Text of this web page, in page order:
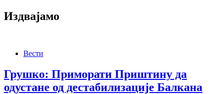
Издвајамо
Вести
Грушко: Приморати Приштину да
одустане од дестабилизације Балкана